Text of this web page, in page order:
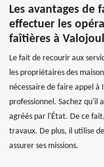
Les avantages de
effectuer les
faîtières à
Le fait de recourir aux
les propriétaires des
nécessaire de faire appel à
professionnel. Sachez qu'il
agréés par l'État. De ce
travaux. De plus, il utilise
assurer ses missions.